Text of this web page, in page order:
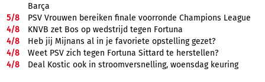
Barça
5/8
PSV Vrouwen bereiken finale voorronde Champions League
4/8
KNVB zet Bos op wedstrijd tegen Fortuna
4/8
Heb jij Mijnans al in je favoriete opstelling gezet?
4/8
Weet PSV zich tegen Fortuna Sittard te herstellen?
4/8 Deal Kostic ook in stroomversnelling, woensdag keuring